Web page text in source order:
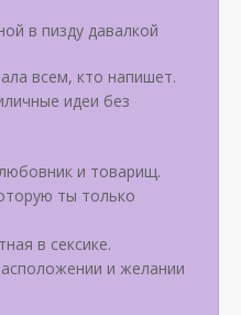
в пизду давалкой
всем, кто напишет.
идеи без
и товарищ.
ты только
в сексике.
и желании